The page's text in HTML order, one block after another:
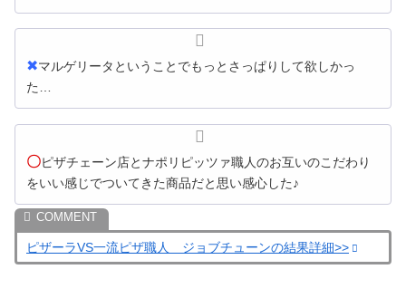
✖マルゲリータということでもっとさっぱりして欲しかっ
た…
〇ピザチェーン店とナポリピッツァ職人のお互いのこだわり
をいい感じでついてきた商品だと思い感心した♪
ピザーラVS一流ピザ職人 ジョブチューンの結果詳細>>